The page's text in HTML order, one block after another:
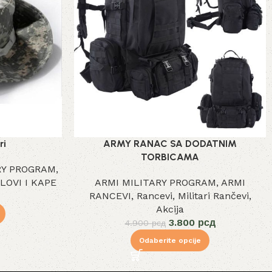
PROGRAM,
I KAPE
ARMY RANAC SA DODATNIM
TORBICAMA
ARMI MILITARY PROGRAM,ARMI
RANCEVI,Rancevi, Militari Rančevi,
Akcija
4.900рсд 3.800 рсд
Odaberite opcije